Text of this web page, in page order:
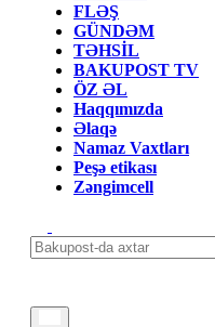
FLƏŞ
GÜNDƏM
TƏHSİL
BAKUPOST TV
ÖZ ƏL
Haqqımızda
Əlaqə
Namaz Vaxtları
Peşə etikası
Zəngimcell